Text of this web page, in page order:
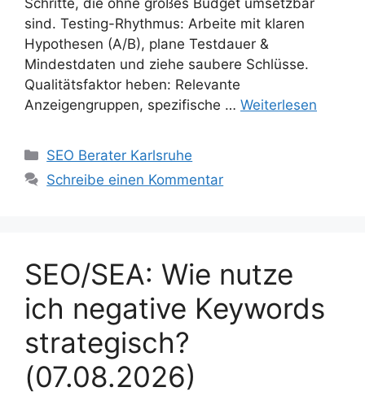
sind. Testing-Rhythmus: Arbeite mit klaren
Hypothesen (A/B), plane Testdauer &
Mindestdaten und ziehe saubere Schlüsse.
Qualitätsfaktor heben: Relevante
Anzeigengruppen, spezifische … Weiterlesen
Kategorien
SEO Berater Karlsruhe
Schreibe einen Kommentar
SEO/SEA: Wie nutze
ich negative Keywords
strategisch?
(07.08.2026)